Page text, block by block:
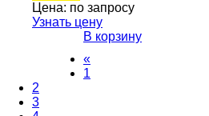
Цена: по запросу
Узнать цену
В корзину
«
1
2
3